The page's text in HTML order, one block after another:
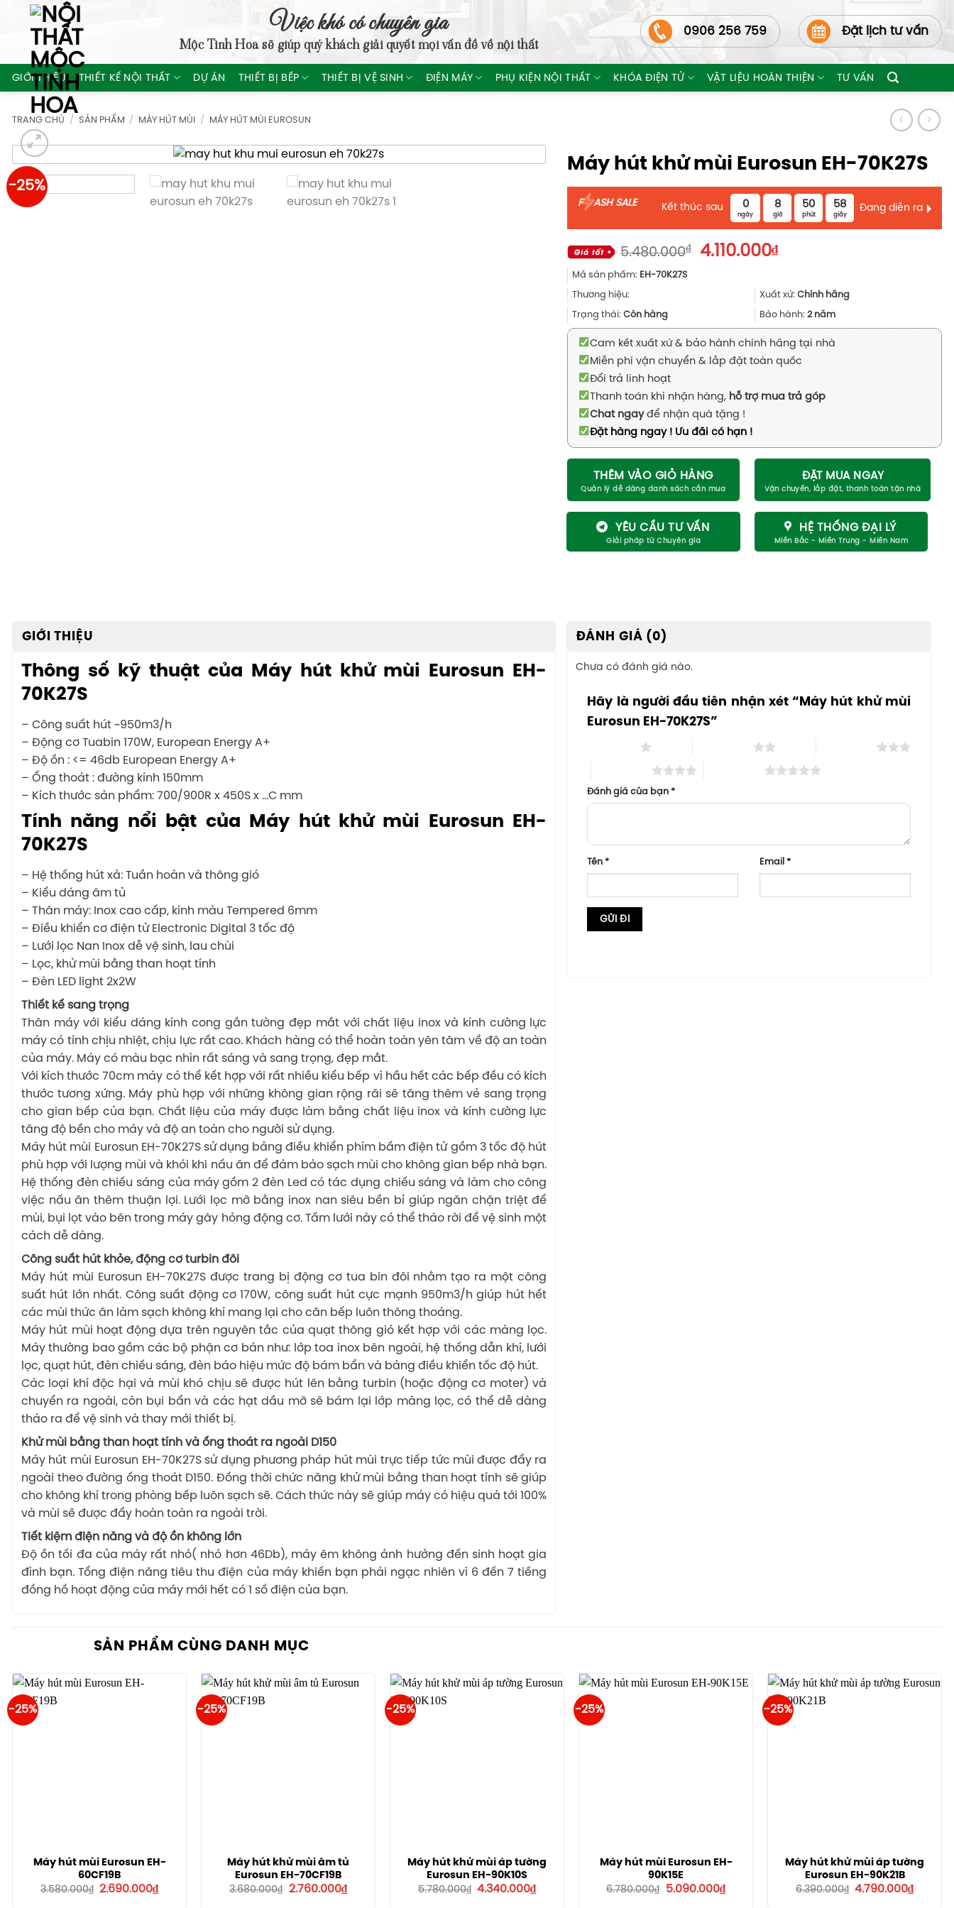
content
Việc khó có chuyên gia
Mộc Tinh Hoasẽ giúp quý khách giải quyết mọi vấn đề về nội thất
0906 256 759 Đặt lịch tư vấn
GIỚI THIỆU THIẾT KẾ NỘI THẤT DỰ ÁN THIẾT BỊ BẾP THIẾT BỊ VỆ SINH ĐIỆN MÁY PHỤ KIỆN NỘI THẤT KHÓA ĐIỆN TỬ VẬT LIỆU HOÀN THIỆN TƯ VẤN
TRANG CHỦ / SẢN PHẨM / MÁY HÚT MÙI / MÁY HÚT MÙI EUROSUN
-25%
Máy hút khử mùi Eurosun EH-70K27S
F ASH SALE Kết thúc sau 0
ngày
8
giờ
50
phút
57
giây
Đang diễn ra
5.480.000₫
Giá
5.480.000₫.
4.110.000₫Giá
là:
4.110.000₫.
Mã sản phẩm: EH-70K27S
Thương hiệu: Xuất xứ: Chính hãng
Trạng thái: Còn hàng Bảo hành: 2 năm
Cam kết xuất xứ & bảo hành chính hãng tại nhà
Miễn phí vận chuyển & lắp đặt toàn quốc
Đổi trả linh hoạt
Thanh toán khi nhận hàng, hỗ trợ mua trả góp
Chat ngayđể nhận quà tặng !
Đặt hàng ngay ! Ưu đãi có hạn !
THÊM VÀO GIỎ HÀNG ĐẶT MUA NGAY
YÊU CẦU TƯ VẤN HỆ THỐNG ĐẠI LÝ
GIỚI THIỆU
Thông số kỹ thuật của Máy hút khử mùi Eurosun EH-
70K27S
– Công suất hút ~950m3/h
– Động cơ Tuabin 170W, European Energy A+
– Độ ồn : <= 46db European Energy A+
– Ống thoát : đường kính 150mm
– Kích thước sản phẩm: 700/900R x 450S x …C mm
Tính năng nổi bật của Máy hút khử mùi Eurosun EH-
70K27S
– Hệ thống hút xả: Tuần hoàn và thông gió
– Kiểu dáng âm tủ
– Thân máy: Inox cao cấp, kính màu Tempered 6mm
– Điều khiển cơ điện tử Electronic Digital 3 tốc độ
– Lưới lọc Nan Inox dễ vệ sinh, lau chùi
– Lọc, khử mùi bằng than hoạt tính
– Đèn LED light 2x2W
Thiết kế sang trọng
Thân máy với kiểu dáng kính cong gắn tường đẹp mắt với chất liệu inox và kính cường lực
máy có tính chịu nhiệt, chịu lực rất cao. Khách hàng có thể hoàn toàn yên tâm về độ an toàn
của máy. Máy có màu bạc nhìn rất sáng và sang trọng, đẹp mắt.
Với kích thước 70cm máy có thể kết hợp với rất nhiều kiểu bếp vì hầu hết các bếp đều có kích
thước tương xứng. Máy phù hợp với những không gian rộng rãi sẽ tăng thêm vẻ sang trọng
cho gian bếp của bạn. Chất liệu của máy được làm bằng chất liệu inox và kính cường lực
tăng độ bền cho máy và độ an toàn cho người sử dụng.
Máy hút mùi Eurosun EH-70K27S sử dụng bảng điều khiển phím bấm điện tử gồm 3 tốc độ hút
phù hợp với lượng mùi và khói khi nấu ăn để đảm bảo sạch mùi cho không gian bếp nhà bạn.
Hệ thống đèn chiếu sáng của máy gồm 2 đèn Led có tác dụng chiếu sáng và làm cho công
việc nấu ăn thêm thuận lợi. Lưới lọc mỡ bằng inox nan siêu bền bỉ giúp ngăn chặn triệt để
mùi, bụi lọt vào bên trong máy gây hỏng động cơ. Tấm lưới này có thể tháo rời để vệ sinh một
cách dễ dàng.
Công suất hút khỏe, động cơ turbin đôi
Máy hút mùi Eurosun EH-70K27S được trang bị động cơ tua bin đôi nhằm tạo ra một công
suất hút lớn nhất. Công suất động cơ 170W, công suất hút cực mạnh 950m3/h giúp hút hết
các mùi thức ăn làm sạch không khí mang lại cho căn bếp luôn thông thoáng.
Máy hút mùi hoạt động dựa trên nguyên tắc của quạt thông gió kết hợp với các màng lọc.
Máy thường bao gồm các bộ phận cơ bản như: lớp toa inox bên ngoài, hệ thống dẫn khí, lưới
lọc, quạt hút, đèn chiếu sáng, đèn báo hiệu mức độ bám bẩn và bảng điều khiển tốc độ hút.
Các loại khí độc hại và mùi khó chịu sẽ được hút lên bằng turbin (hoặc động cơ moter) và
chuyển ra ngoài, còn bụi bẩn và các hạt dầu mỡ sẽ bám lại lớp màng lọc, có thể dễ dàng
tháo ra để vệ sinh và thay mới thiết bị.
Khử mùi bằng than hoạt tính và ống thoát ra ngoài D150
Máy hút mùi Eurosun EH-70K27S sử dụng phương pháp hút mùi trực tiếp tức mùi được đẩy ra
ngoài theo đường ống thoát D150. Đồng thời chức năng khử mùi bằng than hoạt tính sẽ giúp
cho không khí trong phòng bếp luôn sạch sẽ. Cách thức này sẽ giúp máy có hiệu quả tới 100%
và mùi sẽ được đẩy hoàn toàn ra ngoài trời.
Tiết kiệm điện năng và độ ồn không lớn
Độ ồn tối đa của máy rất nhỏ( nhỏ hơn 46Db), máy êm không ảnh hưởng đến sinh hoạt gia
đình bạn. Tổng điện năng tiêu thu điện của máy khiến bạn phải ngạc nhiên vì 6 đến 7 tiếng
đồng hồ hoạt động của máy mới hết có 1 số điện của bạn.
ĐÁNH GIÁ (0)
Chưa có đánh giá nào.
Hãy là người đầu tiên nhận xét “Máy hút khử mùi
Eurosun EH-70K27S”
Đánh giá của bạn*
Tên* Email*
SẢN PHẨM CÙNG DANH MỤC
-25%
Máy hút mùi Eurosun EH-
60CF19B
3.580.000₫ Giá
2.690.000₫Giá
hiện
-25%
Máy hút khử mùi âm tủ
Eurosun EH-70CF19B
3.680.000₫ Giá
2.760.000₫Giá
hiện
-25%
Máy hút khử mùi áp tường
Eurosun EH-90K10S
5.780.000₫ Giá
4.340.000₫Giá
hiện
-25%
Máy hút mùi Eurosun EH-
90K15E
6.780.000₫
Giá
5.090.000₫Giá
hiện
-25%
Máy hút khử mùi áp tường
Eurosun EH-90K21B
6.390.000₫ Giá
4.790.000₫Giá
hiện